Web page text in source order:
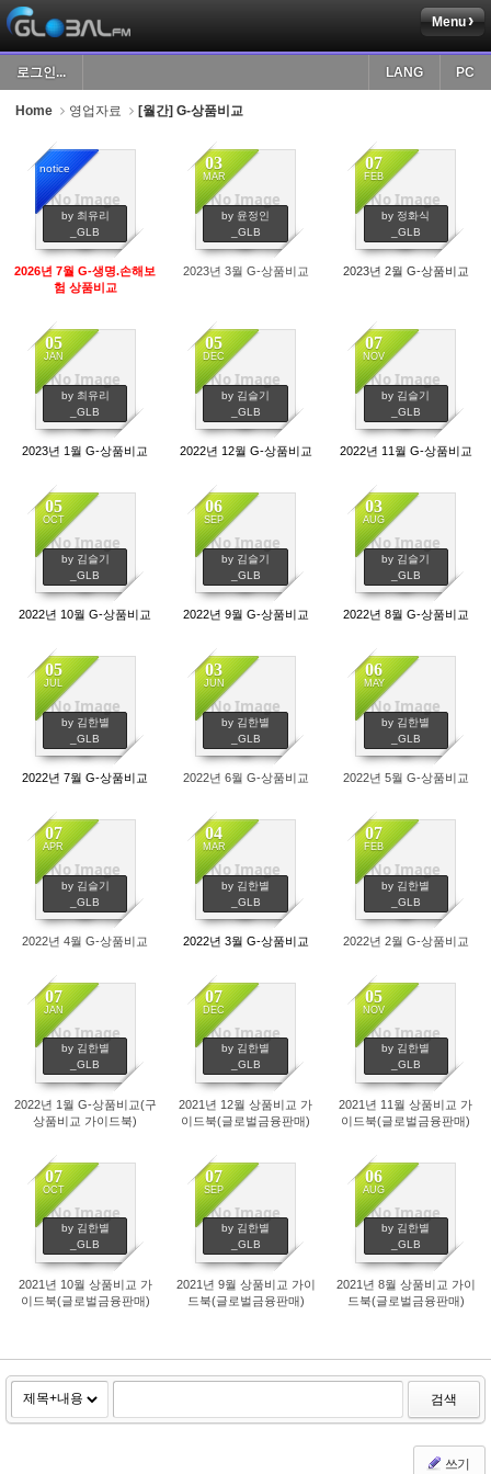
Menu
로그인... PC
LANG
Home 영업자료 [월간] G-상품비교
No Image
notice
by 최유리
_GLB
998
2026년 7월 G-생명.손해보
험 상품비교
No Image
03
MAR
by 윤정인
_GLB
819
2023년 3월 G-상품비교
No Image
07
FEB
by 정화식
_GLB
699
2023년 2월 G-상품비교
No Image
05
JAN
by 최유리
_GLB
804
2023년 1월 G-상품비교
No Image
05
DEC
by 김슬기
_GLB
705
2022년 12월 G-상품비교
No Image
07
NOV
by 김슬기
_GLB
647
2022년 11월 G-상품비교
No Image
05
OCT
by 김슬기
_GLB
697
2022년 10월 G-상품비교
No Image
06
SEP
by 김슬기
_GLB
546
2022년 9월 G-상품비교
No Image
03
AUG
by 김슬기
_GLB
622
2022년 8월 G-상품비교
No Image
05
JUL
by 김한별
_GLB
650
2022년 7월 G-상품비교
No Image
03
JUN
by 김한별
_GLB
687
2022년 6월 G-상품비교
No Image
06
MAY
by 김한별
_GLB
610
2022년 5월 G-상품비교
No Image
07
APR
by 김슬기
_GLB
747
2022년 4월 G-상품비교
No Image
04
MAR
by 김한별
_GLB
711
2022년 3월 G-상품비교
No Image
07
FEB
by 김한별
_GLB
588
2022년 2월 G-상품비교
No Image
07
JAN
by 김한별
_GLB
611
2022년 1월 G-상품비교(구
상품비교 가이드북)
No Image
07
DEC
by 김한별
_GLB
559
2021년 12월 상품비교 가
이드북(글로벌금융판매)
No Image
05
NOV
by 김한별
_GLB
535
2021년 11월 상품비교 가
이드북(글로벌금융판매)
No Image
07
OCT
by 김한별
_GLB
515
2021년 10월 상품비교 가
이드북(글로벌금융판매)
No Image
07
SEP
by 김한별
_GLB
432
2021년 9월 상품비교 가이
드북(글로벌금융판매)
No Image
06
AUG
by 김한별
_GLB
656
2021년 8월 상품비교 가이
드북(글로벌금융판매)
검색
쓰기
Sketchbook5, 스케치북5
Sketchbook5, 스케치북5